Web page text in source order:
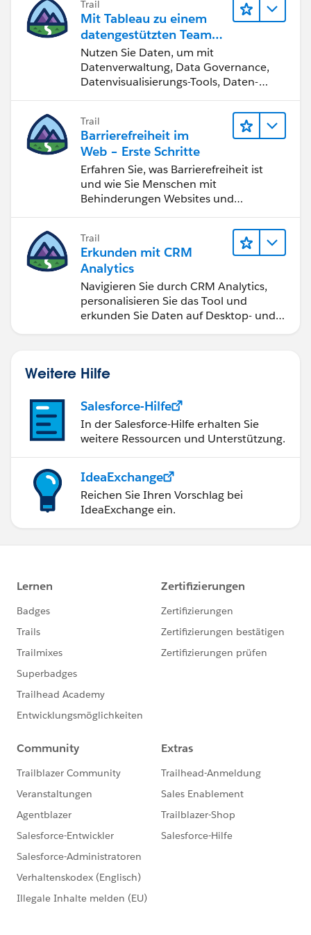
Trail
Mit Tableau zu einem
datengestützten Team
werden
Nutzen Sie Daten, um mit
Datenverwaltung, Data Governance,
Datenvisualisierungs-Tools, Daten-
bessere Geschäftsergebnisse zu
erzielen.
Trail
Barrierefreiheit im
Web – Erste Schritte
Erfahren Sie, was Barrierefreiheit ist
und wie Sie Menschen mit
Behinderungen Websites und
Trail
Erkunden mit CRM
Analytics
Navigieren Sie durch CRM Analytics,
personalisieren Sie das Tool und
erkunden Sie Daten auf Desktop- und
Weitere Hilfe
Salesforce-Hilfe
In der Salesforce-Hilfe erhalten Sie
weitere Ressourcen und Unterstützung.
IdeaExchange
Reichen Sie Ihren Vorschlag bei
IdeaExchange ein.